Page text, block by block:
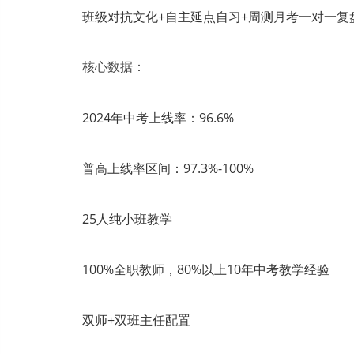
班级对抗文化+自主延点自习+周测月考一对一
核心数据：
2024年中考上线率：96.6%
普高上线率区间：97.3%-100%
25人纯小班教学
100%全职教师，80%以上10年中考教学经验
双师+双班主任配置